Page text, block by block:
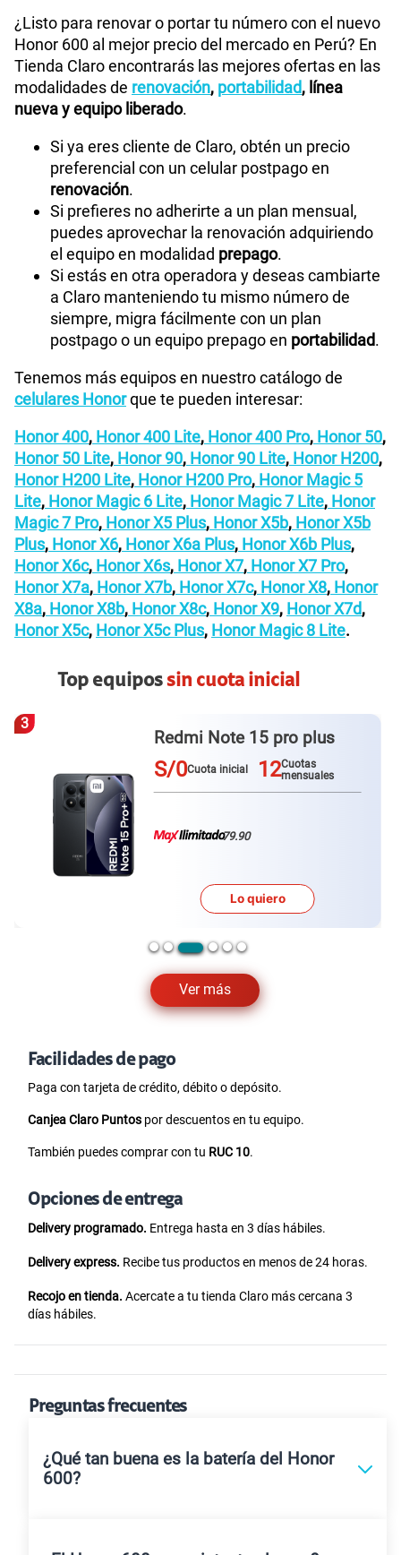
¿Listo para renovar o portar tu número con el nuevo
Honor 600 al mejor precio del mercado en Perú? En
Tienda Claro encontrarás las mejores ofertas en las
modalidades de renovación, portabilidad, línea
nueva y equipo liberado.
Si ya eres cliente de Claro, obtén un precio
preferencial con un celular postpago en
renovación.
Si prefieres no adherirte a un plan mensual,
puedes aprovechar la renovación adquiriendo
el equipo en modalidad prepago.
Si estás en otra operadora y deseas cambiarte
a Claro manteniendo tu mismo número de
siempre, migra fácilmente con un plan
postpago o un equipo prepago en portabilidad.
Tenemos más equipos en nuestro catálogo de
celulares Honorque te pueden interesar:
Honor 400, Honor 400 Lite, Honor 400 Pro, Honor 50,
Honor 50 Lite, Honor 90, Honor 90 Lite, Honor H200,
Honor H200 Lite, Honor H200 Pro, Honor Magic 5
Lite, Honor Magic 6 Lite, Honor Magic 7 Lite, Honor
Magic 7 Pro, Honor X5 Plus, Honor X5b, Honor X5b
Plus, Honor X6, Honor X6a Plus, Honor X6b Plus,
Honor X6c, Honor X6s, Honor X7, Honor X7 Pro,
Honor X7a, Honor X7b, Honor X7c, Honor X8, Honor
X8a, Honor X8b, Honor X8c, Honor X9, Honor X7d,
Honor X5c, Honor X5c Plus, Honor Magic 8 Lite.
Top equipossin cuota inicial
Ver más
3
Redmi Note 15 pro plus
S/0Cuota inicial 12Cuotas
mensuales
79.90
Lo quiero
Facilidades de pago
Paga con tarjeta de crédito, débito o depósito.
Canjea Claro Puntos por descuentos en tu equipo.
También puedes comprar con tu RUC 10.
Opciones de entrega
Delivery programado. Entrega hasta en 3 días hábiles.
Delivery express. Recibe tus productos en menos de 24 horas.
Recojo en tienda. Acercate a tu tienda Claro más cercana 3
días hábiles.
Preguntas frecuentes
¿Qué tan buena es la batería del Honor
600?